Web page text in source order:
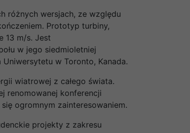
różnych wersjach, ze względu
Prototyp turbiny,
13 m/s. Jest
w jego siedmioletniej
w Toronto, Kanada.
wiatrowej z całego świata.
renomowanej konferencji
ogromnym zainteresowaniem.
projekty z zakresu